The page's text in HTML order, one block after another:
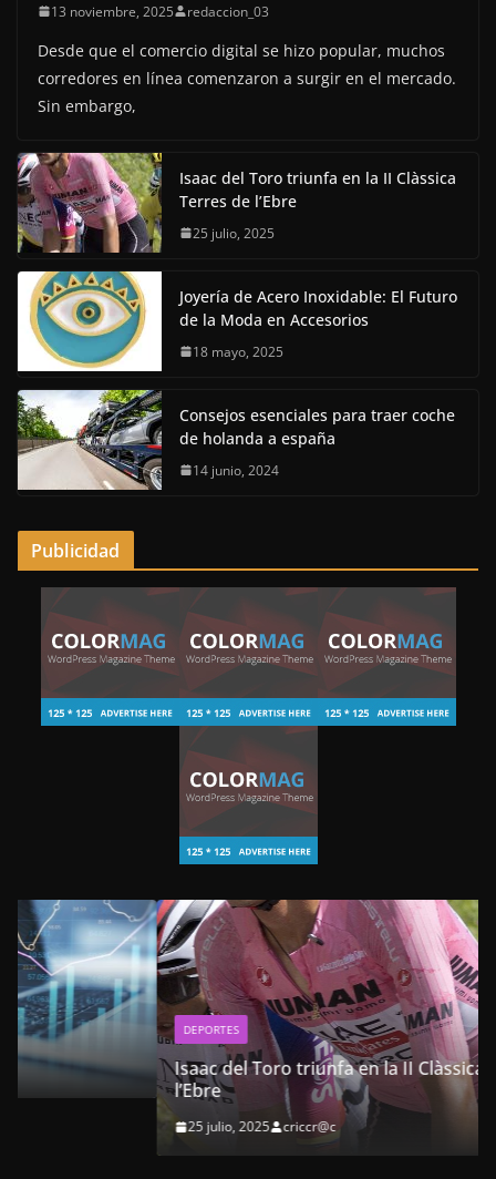
13 noviembre, 2025 redaccion_03
Desde que el comercio digital se hizo popular, muchos
corredores en línea comenzaron a surgir en el mercado.
Sin embargo,
Isaac del Toro triunfa en la II Clàssica
Terres de l’Ebre
25 julio, 2025
Joyería de Acero Inoxidable: El Futuro
de la Moda en Accesorios
18 mayo, 2025
Consejos esenciales para traer coche
de holanda a españa
14 junio, 2024
Publicidad
DEPORTES
Isaac del Toro triunfa en la II Clàssica Terres de
criccr@c